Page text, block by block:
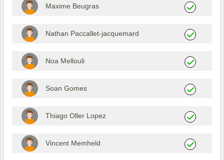
Maxime Beugras
Nathan Paccallet-jacquemard
Noa Mellouli
Soan Gomes
Thiago Oller Lopez
Vincent Memheld